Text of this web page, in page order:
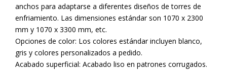
anchos para adaptarse a diferentes diseños de torres de
enfriamiento. Las dimensiones estándar son 1070 x 2300
mm y 1070 x 3300 mm, etc.
Opciones de color: Los colores estándar incluyen blanco,
gris y colores personalizados a pedido.
Acabado superficial: Acabado liso en patrones corrugados.